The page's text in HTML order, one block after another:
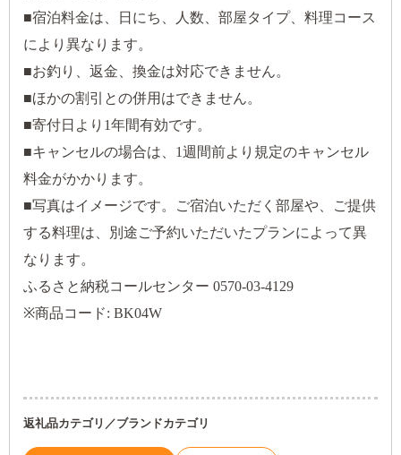
■宿泊料金は、日にち、人数、部屋タイプ、料理コース
により異なります。
■お釣り、返金、換金は対応できません。
■ほかの割引との併用はできません。
■寄付日より1年間有効です。
■キャンセルの場合は、1週間前より規定のキャンセル
料金がかかります。
■写真はイメージです。ご宿泊いただく部屋や、ご提供
する料理は、別途ご予約いただいたプランによって異
なります。
ふるさと納税コールセンター 0570-03-4129
※商品コード: BK04W
返礼品カテゴリ／ブランドカテゴリ